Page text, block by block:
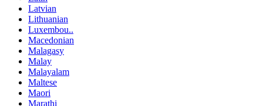
Latvian
Lithuanian
Luxembou..
Macedonian
Malagasy
Malay
Malayalam
Maltese
Maori
Marathi